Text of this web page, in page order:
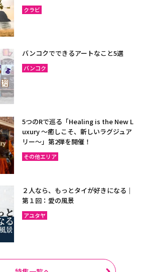
クラビ
バンコクでできるアートなこと5選
バンコク
5つのRで巡る「Healing is the New L
uxury ～癒しこそ、新しいラグジュア
リー〜」第2弾を開催！
その他エリア
２人なら、もっとタイが好きになる｜
第１回：愛の風景
アユタヤ